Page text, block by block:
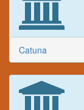
Catuna